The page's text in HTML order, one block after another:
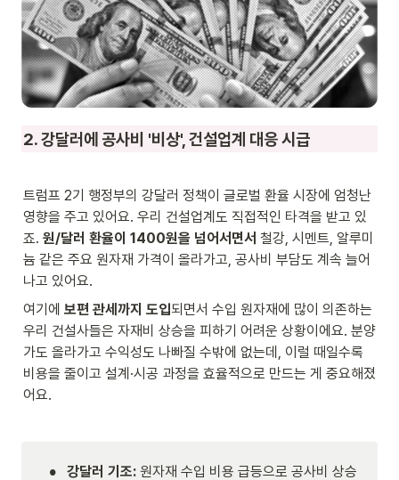
2. 강달러에 공사비 '비상', 건설업계 대응 시급
트럼프 2기 행정부의 강달러 정책이 글로벌 환율 시장에 엄청난
영향을 주고 있어요. 우리 건설업계도 직접적인 타격을 받고 있
죠. 원/달러 환율이 1400원을 넘어서면서 철강, 시멘트, 알루미
늄 같은 주요 원자재 가격이 올라가고, 공사비 부담도 계속 늘어
나고 있어요.
여기에 보편 관세까지 도입되면서 수입 원자재에 많이 의존하는
우리 건설사들은 자재비 상승을 피하기 어려운 상황이에요. 분양
가도 올라가고 수익성도 나빠질 수밖에 없는데, 이럴 때일수록
비용을 줄이고 설계·시공 과정을 효율적으로 만드는 게 중요해졌
어요.
• 강달러 기조: 원자재 수입 비용 급등으로 공사비 상승